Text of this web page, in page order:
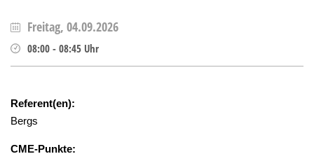
Freitag, 04.09.2026
08:00 - 08:45 Uhr
Referent(en):
Bergs
CME-Punkte: